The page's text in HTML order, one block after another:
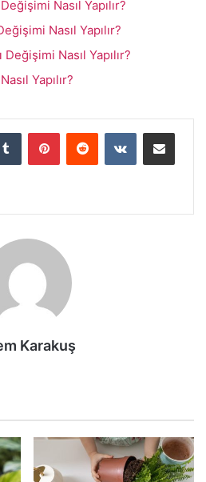
Nasıl Yapılır?
Nasıl Yapılır?
Nasıl Yapılır?
Yapılır?
Tumblr PinterestReddit VKontakteE-Posta ile paylaş
Karakuş